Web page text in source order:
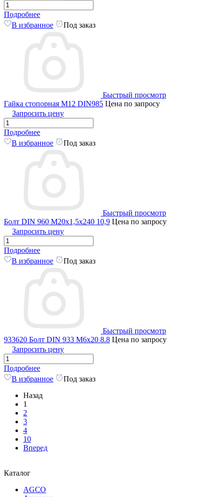
Подробнее
В избранное
Под заказ
Быстрый просмотр
Гайка стопорная М12 DIN985 Цена по запросу
Запросить цену
Подробнее
В избранное
Под заказ
Быстрый просмотр
Болт DIN 960 M20x1,5x240 10,9 Цена по запросу
Запросить цену
Подробнее
В избранное
Под заказ
Быстрый просмотр
933620 Болт DIN 933 M6x20 8.8 Цена по запросу
Запросить цену
Подробнее
В избранное
Под заказ
Назад
1
2
3
4
10
Вперед
Каталог
AGCO